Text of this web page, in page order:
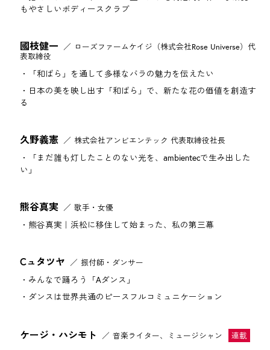
もやさしいボディースクラブ
國枝健一
ローズファームケイジ（株式会社Rose Universe）代
表取締役
「和ばら」を通して多様なバラの魅力を伝えたい
日本の美を映し出す「和ばら」で、新たな花の価値を創造す
る
久野義憲
株式会社アンビエンテック 代表取締役社長
「まだ誰も灯したことのない光を、ambientecで生み出した
い」
熊谷真実
歌手・女優
熊谷真実｜浜松に移住して始まった、私の第三幕
Cュタツヤ
振付師・ダンサー
みんなで踊ろう「Aダンス」
ダンスは世界共通のピースフルコミュニケーション
ケージ・ハシモト 音楽ライター、ミュージシャン